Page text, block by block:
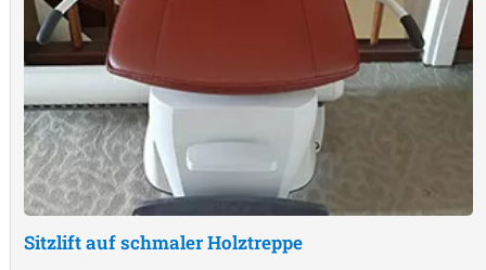
Sitzlift auf schmaler Holztreppe